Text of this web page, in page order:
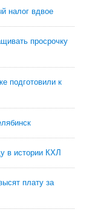
налог вдвое
просрочку
подготовили к
в истории КХЛ
плату за